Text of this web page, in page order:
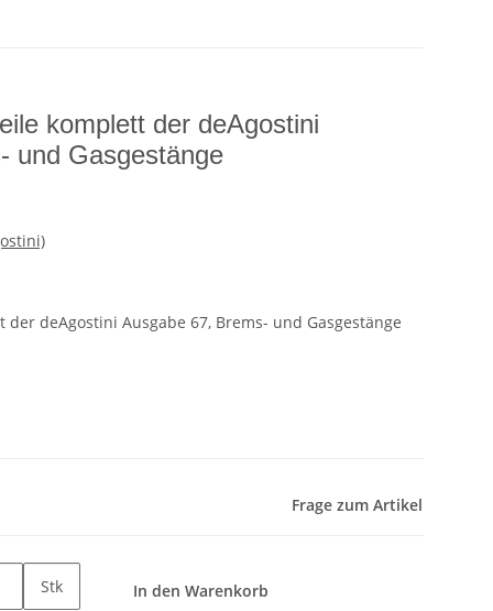
komplett der deAgostini
und Gasgestänge
der deAgostini Ausgabe 67, Brems- und Gasgestänge
Frage zum Artikel
Stk In den Warenkorb